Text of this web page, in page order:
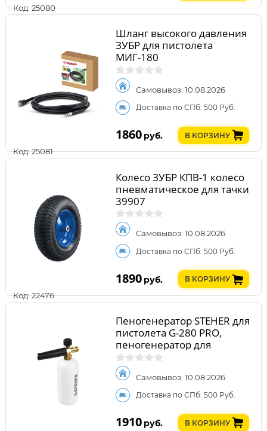
Код: 25080
Код: 25081
Шланг высокого давления
ЗУБР для пистолета
МИГ-180
Самовывоз: 10.08.2026
Доставка по СПб: 500 Руб.
1860 руб. В КОРЗИНУ
Код: 22476
Колесо ЗУБР КПВ-1 колесо
пневматическое для тачки
39907
Самовывоз: 10.08.2026
Доставка по СПб: 500 Руб.
1890 руб. В КОРЗИНУ
Пеногенератор STEHER для
пистолета G-280 PRO,
пеногенератор для
минимоек (75401-280)
Самовывоз: 10.08.2026
Доставка по СПб: 500 Руб.
1910 руб. В КОРЗИНУ